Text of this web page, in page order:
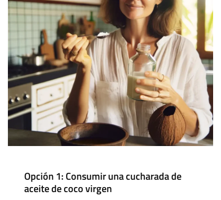
Opción 1: Consumir una cucharada de
aceite de coco virgen